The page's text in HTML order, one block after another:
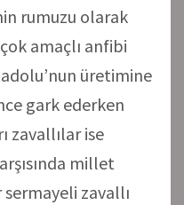
rumuzu olarak
amaçlı anfibi
üretimine
gark ederken
zavallılar ise
millet
zavallı